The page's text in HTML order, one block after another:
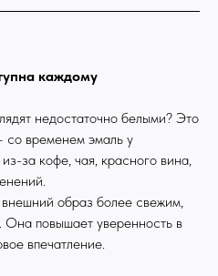
каждому
недостаточно белыми? Это
со временем эмаль у
за кофе, чая, красного вина,
образ более свежим,
повышает уверенность в
впечатление.